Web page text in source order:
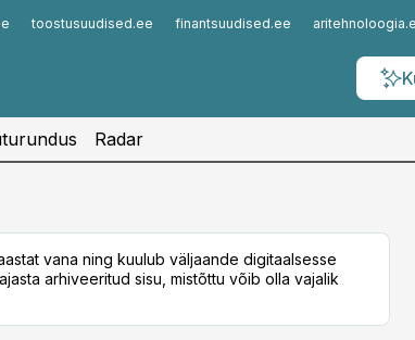
toostusuudised.ee finantsuudised.ee
Radar
vana ning kuulub väljaande digitaalsesse
arhiveeritud sisu, mistõttu võib olla vajalik